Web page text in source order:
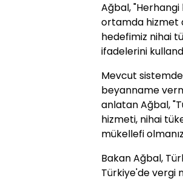
Ağbal,
ortamda hizmet
hedefimiz nihai
ifadelerini
Mevcut
beyanname
anlatan Ağbal,
hizmeti, nihai
mükellefi
Bakan Ağbal,
Türkiye'de vergi